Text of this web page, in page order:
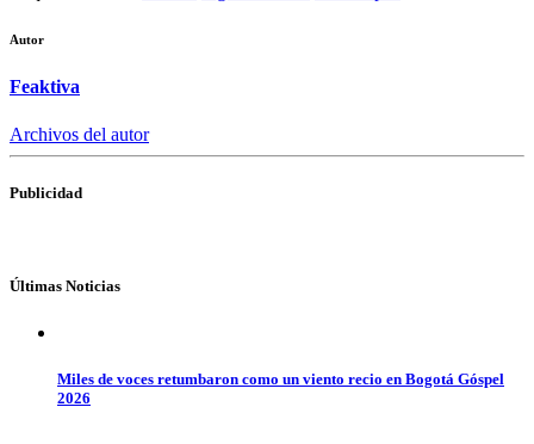
Autor
Feaktiva
Archivos del autor
Publicidad
Últimas Noticias
Miles de voces retumbaron como un viento recio en Bogotá Góspel
2026